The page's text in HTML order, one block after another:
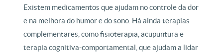
Existem medicamentos que ajudam no controle da dor
e na melhora do humor e do sono. Há ainda terapias
complementares, como fisioterapia, acupuntura e
terapia cognitiva-comportamental, que ajudam a lidar